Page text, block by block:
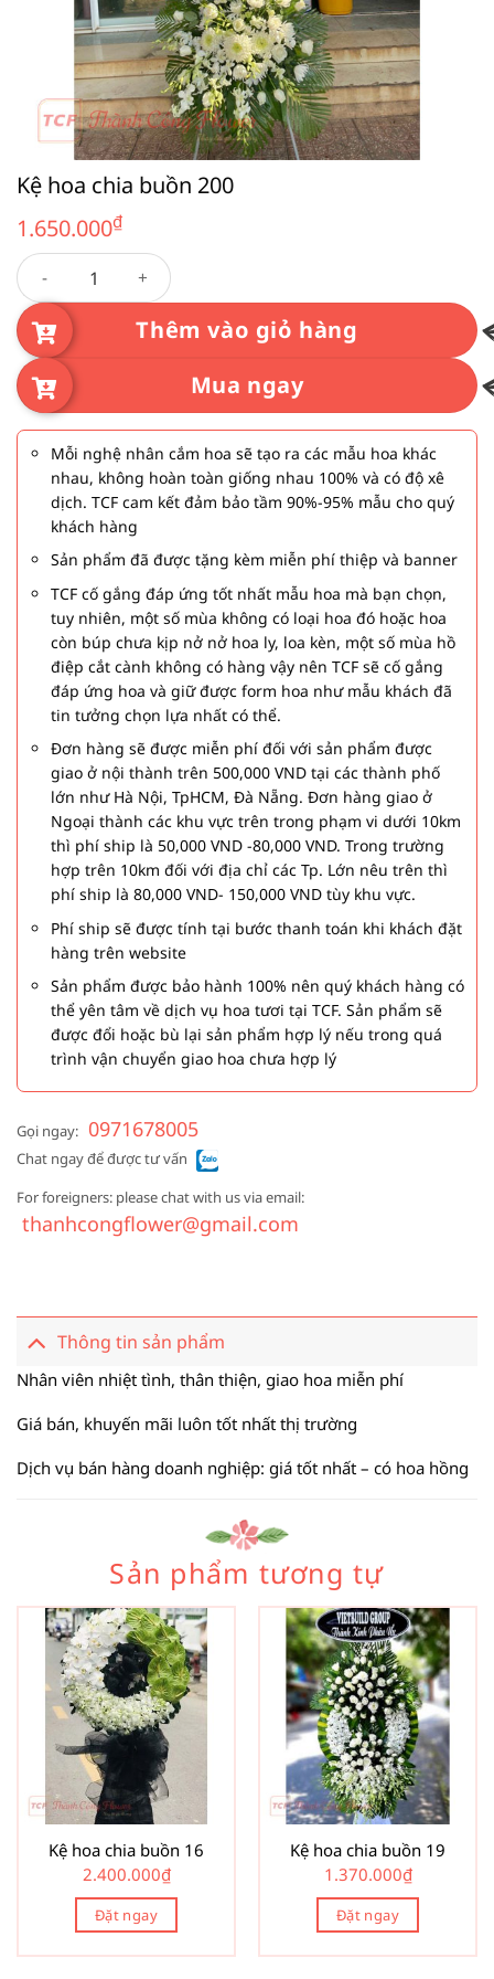
Kệ hoa chia buồn 200
1.650.000₫
Kệ hoa chia buồn 200 số lượng
Thêm vào giỏ hàng
Mua ngay
Mỗi nghệ nhân cắm hoa sẽ tạo ra các mẫu hoa khác
nhau, không hoàn toàn giống nhau 100% và có độ xê
dịch. TCF cam kết đảm bảo tầm 90%-95% mẫu cho quý
khách hàng
Sản phẩm đã được tặng kèm miễn phí thiệp và banner
TCF cố gắng đáp ứng tốt nhất mẫu hoa mà bạn chọn,
tuy nhiên, một số mùa không có loại hoa đó hoặc hoa
còn búp chưa kịp nở nở hoa ly, loa kèn, một số mùa hồ
điệp cắt cành không có hàng vậy nên TCF sẽ cố gắng
đáp ứng hoa và giữ được form hoa như mẫu khách đã
tin tưởng chọn lựa nhất có thể.
Đơn hàng sẽ được miễn phí đối với sản phẩm được
giao ở nội thành trên 500,000 VND tại các thành phố
lớn như Hà Nội, TpHCM, Đà Nẵng. Đơn hàng giao ở
Ngoại thành các khu vực trên trong phạm vi dưới 10km
thì phí ship là 50,000 VND -80,000 VND. Trong trường
hợp trên 10km đối với địa chỉ các Tp. Lớn nêu trên thì
phí ship là 80,000 VND- 150,000 VND tùy khu vực.
Phí ship sẽ được tính tại bước thanh toán khi khách đặt
hàng trên website
Sản phẩm được bảo hành 100% nên quý khách hàng có
thể yên tâm về dịch vụ hoa tươi tại TCF. Sản phẩm sẽ
được đổi hoặc bù lại sản phẩm hợp lý nếu trong quá
trình vận chuyển giao hoa chưa hợp lý
Gọi ngay: 0971678005
Chat ngay để được tư vấn
For foreigners: please chat with us via email:
thanhcongflower@gmail.com
Thông tin sản phẩm
Nhân viên nhiệt tình, thân thiện, giao hoa miễn phí
Giá bán, khuyến mãi luôn tốt nhất thị trường
Dịch vụ bán hàng doanh nghiệp: giá tốt nhất – có hoa hồng
Sản phẩm tương tự
Kệ hoa chia buồn 16
2.400.000₫
Đặt ngay
Kệ hoa chia buồn 19
1.370.000₫
Đặt ngay